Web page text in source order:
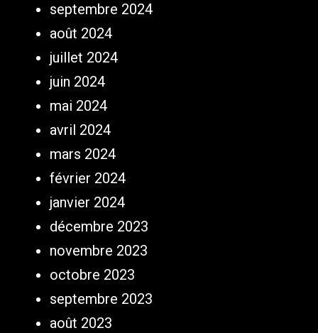
septembre 2024
août 2024
juillet 2024
juin 2024
mai 2024
avril 2024
mars 2024
février 2024
janvier 2024
décembre 2023
novembre 2023
octobre 2023
septembre 2023
août 2023